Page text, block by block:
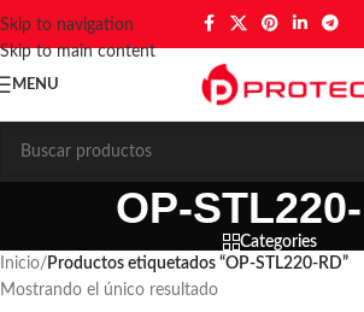
Skip to navigation
Skip to main content
MENU
OP-
Categories
Inicio/ Productos etiquetados “OP-STL220-RD”
Mostrando el único resultado